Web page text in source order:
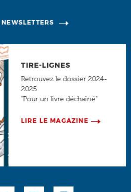
TIRE-LIGNES
Retrouvez le dossier 2024-
2025
"Pour un livre déchaîné"
LIRE LE MAGAZINE